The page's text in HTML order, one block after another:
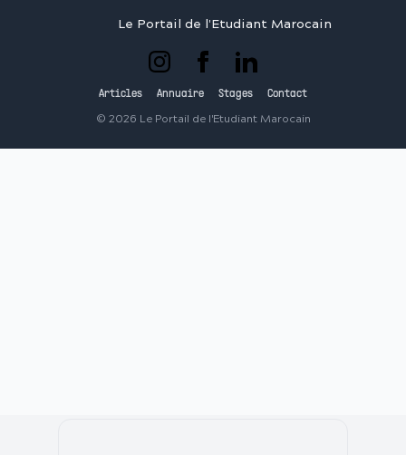
Le Portail de l'Etudiant Marocain
Articles Annuaire Stages Contact
© 2026 Le Portail de l'Etudiant Marocain